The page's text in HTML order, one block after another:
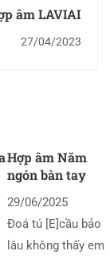
âm LAVIAI
27/04/2023
Hợp âm Năm
ngón bàn tay
29/06/2025
Đoá tú [E]cầu bảo
lâu không thấy em